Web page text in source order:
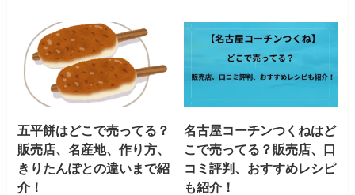
五平餅はどこで売ってる？
販売店、名産地、作り方、
きりたんぽとの違いまで紹
介！
名古屋コーチンつくねはど
こで売ってる？販売店、口
コミ評判、おすすめレシピ
も紹介！